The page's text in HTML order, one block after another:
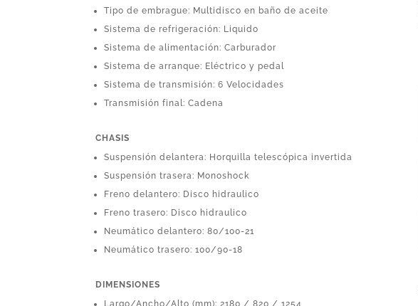
Tipo de embrague: Multidisco en baño de aceite
Sistema de refrigeración: Liquido
Sistema de alimentación: Carburador
Sistema de arranque: Eléctrico y pedal
Sistema de transmisión: 6 Velocidades
Transmisión final: Cadena
CHASIS
Suspensión delantera: Horquilla telescópica invertida
Suspensión trasera: Monoshock
Freno delantero: Disco hidraulico
Freno trasero: Disco hidraulico
Neumático delantero: 80/100-21
Neumático trasero: 100/90-18
DIMENSIONES
Largo/Ancho/Alto (mm): 2180 / 820 / 1254